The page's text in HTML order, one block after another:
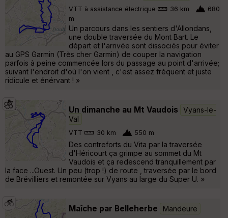
VTT à assistance électrique 36 km
680
m
Un parcours dans les sentiers d'Allondans,
une double traversée du Mont Bart. Le
départ et l'arrivée sont dissociés pour éviter
au GPS Garmin (Très cher Garmin) de couper la navigation
parfois à peine commencée lors du passage au point d'arrivée;
suivant l'endroit d'où l'on vient , c'est assez fréquent et juste
ridicule et énérvant ! »
Un dimanche au Mt Vaudois
Vyans-le-
Val
VTT 30 km 550 m
Des contreforts du Vita par la traversée
d'Héricourt ça grimpe au sommet du Mt
Vaudois et ça redescend tranquillement par
la face ...Ouest. Un peu (trop !) de route , traversée par le bord
de Brévilliers et remontée sur Vyans au large du Super U. »
Maîche par Belleherbe Mandeure